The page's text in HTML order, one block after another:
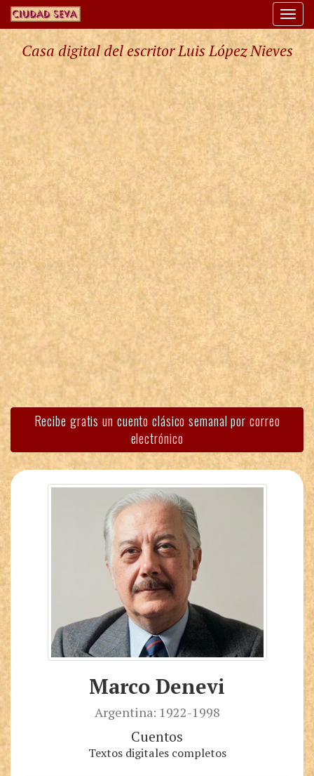
Casa digital del escritor Luis López Nieves
Recibe gratis un cuento clásico semanal por correo
electrónico
Marco Denevi
Argentina: 1922-1998
Cuentos
Textos digitales completos